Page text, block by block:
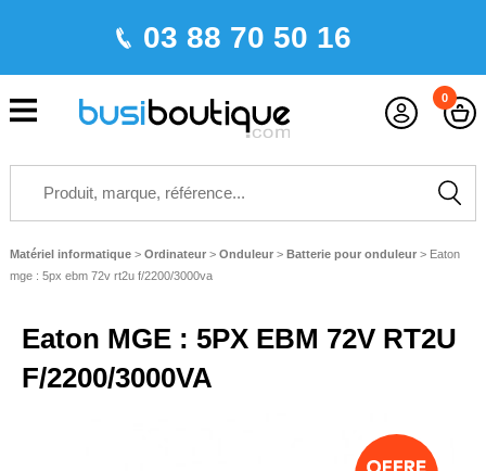
03 88 70 50 16
0
Matériel informatique > Ordinateur > Onduleur > Batterie pour onduleur> Eaton
mge : 5px ebm 72v rt2u f/2200/3000va
Eaton MGE : 5PX EBM 72V RT2U
F/2200/3000VA